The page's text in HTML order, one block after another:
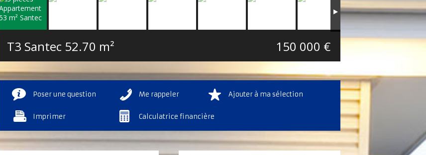
T3 Santec 52.70 m² 150 000 €
Poser une question Me rappeler Ajouter à ma sélection
Imprimer Calculatrice financière